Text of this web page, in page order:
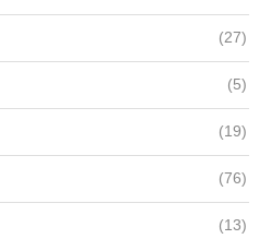
(27)
(5)
(19)
(76)
(13)